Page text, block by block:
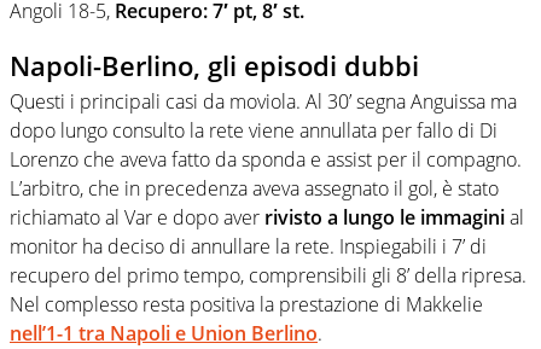
Angoli 18-5, Recupero: 7′ pt, 8′ st.
Napoli-Berlino, gli episodi dubbi
Questi i principali casi da moviola. Al 30’ segna Anguissa ma
dopo lungo consulto la rete viene annullata per fallo di Di
Lorenzo che aveva fatto da sponda e assist per il compagno.
L’arbitro, che in precedenza aveva assegnato il gol, è stato
richiamato al Var e dopo aver rivisto a lungo le immaginial
monitor ha deciso di annullare la rete. Inspiegabili i 7’ di
recupero del primo tempo, comprensibili gli 8’ della ripresa.
Nel complesso resta positiva la prestazione di Makkelie
nell’1-1 tra Napoli e Union Berlino.